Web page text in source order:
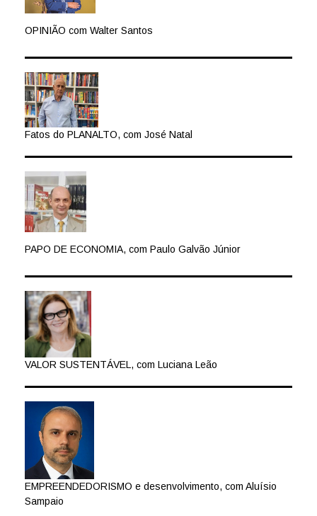
OPINIÃO com Walter Santos
Fatos do PLANALTO, com José Natal
PAPO DE ECONOMIA, com Paulo Galvão Júnior
VALOR SUSTENTÁVEL, com Luciana Leão
EMPREENDEDORISMO e desenvolvimento, com Aluísio
Sampaio